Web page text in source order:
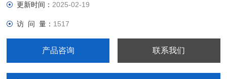
更新时间： 2025-02-19
访 问 量： 1517
产品咨询 联系我们